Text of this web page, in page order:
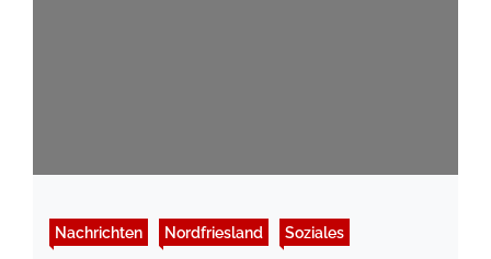
Nachrichten Nordfriesland Soziales